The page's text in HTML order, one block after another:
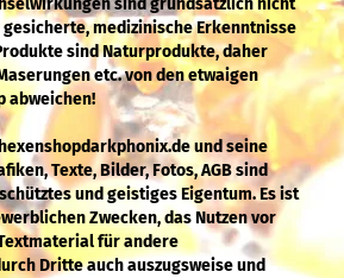
sind grundsätzlich nicht
medizinische Erkenntnisse
sind Naturprodukte, daher
etc. von den etwaigen
abweichen!
und seine
Texte, Bilder, Fotos, AGB sind
und geistiges Eigentum. Es ist
Zwecken, das Nutzen vor
für andere
Dritte auch auszugsweise und